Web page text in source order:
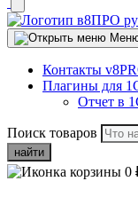
Контакты
Плагины для
Отчет в
Поиск товаров
найти
0